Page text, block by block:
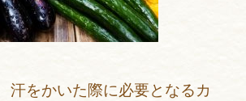
汗をかいた際に必要となるカ